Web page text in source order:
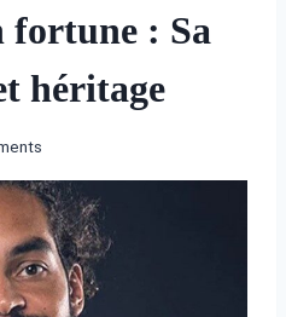
fortune : Sa
héritage